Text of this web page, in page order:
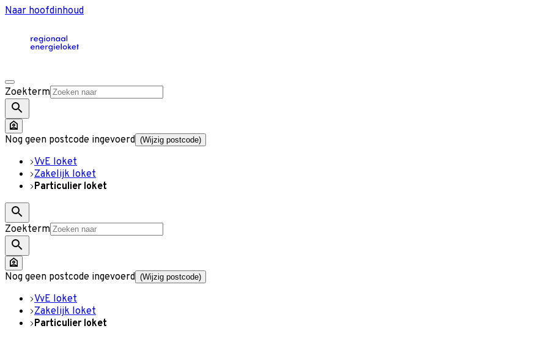
Naar hoofdinhoud
Zoekterm
Nog geen postcode ingevoerd (Wijzig postcode)
VvE loket
Zakelijk loket
Particulier loket
Zoekterm
Nog geen postcode ingevoerd (Wijzig postcode)
VvE loket
Zakelijk loket
Particulier loket